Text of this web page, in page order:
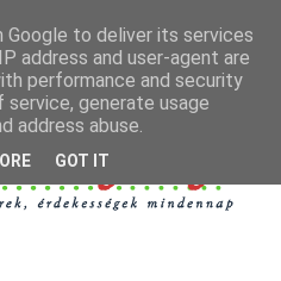
to deliver its services
address and user-agent are
performance and security
generate usage
address abuse.
GOT IT